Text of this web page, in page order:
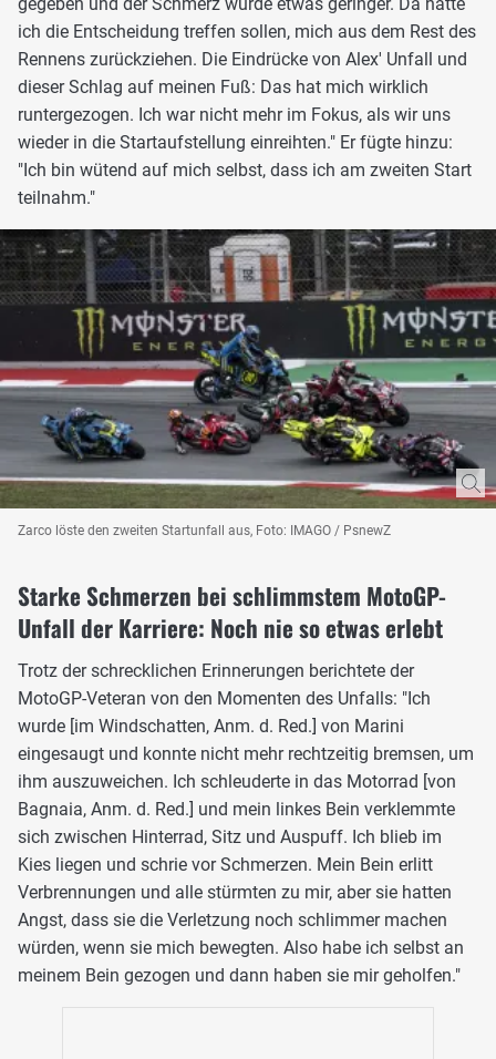
ich die Entscheidung treffen sollen, mich aus dem Rest des
Rennens zurückziehen. Die Eindrücke von Alex' Unfall und
dieser Schlag auf meinen Fuß: Das hat mich wirklich
runtergezogen. Ich war nicht mehr im Fokus, als wir uns
wieder in die Startaufstellung einreihten." Er fügte hinzu:
"Ich bin wütend auf mich selbst, dass ich am zweiten Start
teilnahm."
Zarco löste den zweiten Startunfall aus, Foto: IMAGO / PsnewZ
Starke Schmerzen bei schlimmstem MotoGP-
Unfall der Karriere: Noch nie so etwas erlebt
Trotz der schrecklichen Erinnerungen berichtete der
MotoGP-Veteran von den Momenten des Unfalls: "Ich
wurde [im Windschatten, Anm. d. Red.] von Marini
eingesaugt und konnte nicht mehr rechtzeitig bremsen, um
ihm auszuweichen. Ich schleuderte in das Motorrad [von
Bagnaia, Anm. d. Red.] und mein linkes Bein verklemmte
sich zwischen Hinterrad, Sitz und Auspuff. Ich blieb im
Kies liegen und schrie vor Schmerzen. Mein Bein erlitt
Verbrennungen und alle stürmten zu mir, aber sie hatten
Angst, dass sie die Verletzung noch schlimmer machen
würden, wenn sie mich bewegten. Also habe ich selbst an
meinem Bein gezogen und dann haben sie mir geholfen."